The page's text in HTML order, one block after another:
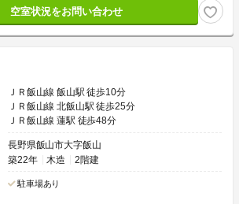
空室状況をお問い合わせ
ＪＲ飯山線 飯山駅 徒歩10分
ＪＲ飯山線 北飯山駅 徒歩25分
ＪＲ飯山線 蓮駅 徒歩48分
長野県飯山市大字飯山
築22年
木造 2階建
駐車場あり